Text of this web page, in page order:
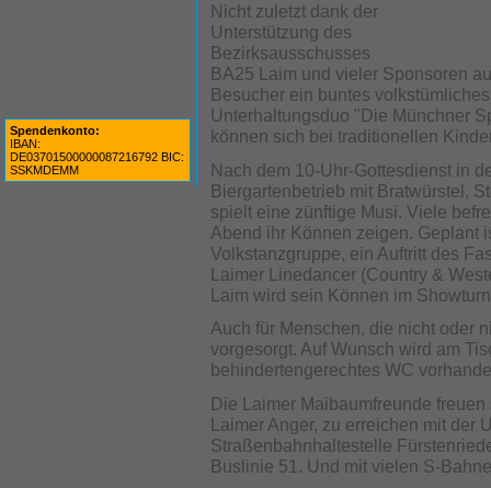
Spendenkonto:
IBAN:
DE03701500000087216792 BIC:
SSKMDEMM
Nicht zuletzt dank der
Unterstützung des
Bezirksausschusses
BA25 Laim und vieler Sponsoren
Besucher ein buntes
Unterhaltungsduo "Die Münchner
können sich bei traditionellen
Nach dem 10-Uhr-Gottesdienst in
Biergartenbetrieb mit Bratwürstel,
spielt eine zünftige Musi. Viele
Abend ihr Können zeigen. Geplant
Volkstanzgruppe, ein Auftritt des
Laimer Linedancer (Country &
Laim wird sein Können im
Auch für Menschen, die nicht oder
vorgesorgt. Auf Wunsch wird am
behindertengerechtes WC
Die Laimer Maibaumfreunde
Laimer Anger, zu erreichen mit der
Straßenbahnhaltestelle
Buslinie 51. Und mit vielen S-